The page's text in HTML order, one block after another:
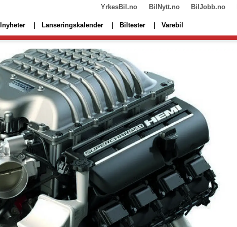
YrkesBil.no BilNytt.no BilJobb.no
Lanseringskalender Biltester Varebil